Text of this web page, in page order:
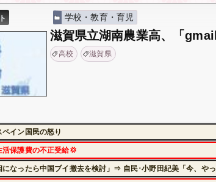
学校・教育・育児
滋賀県立湖南農業高、「
高校 滋賀県
イン国民の怒り
活保護費の不正受給💢
なったら中国ブイ撤去を検討」⇒ 自民･小野田紀美「今、やっ